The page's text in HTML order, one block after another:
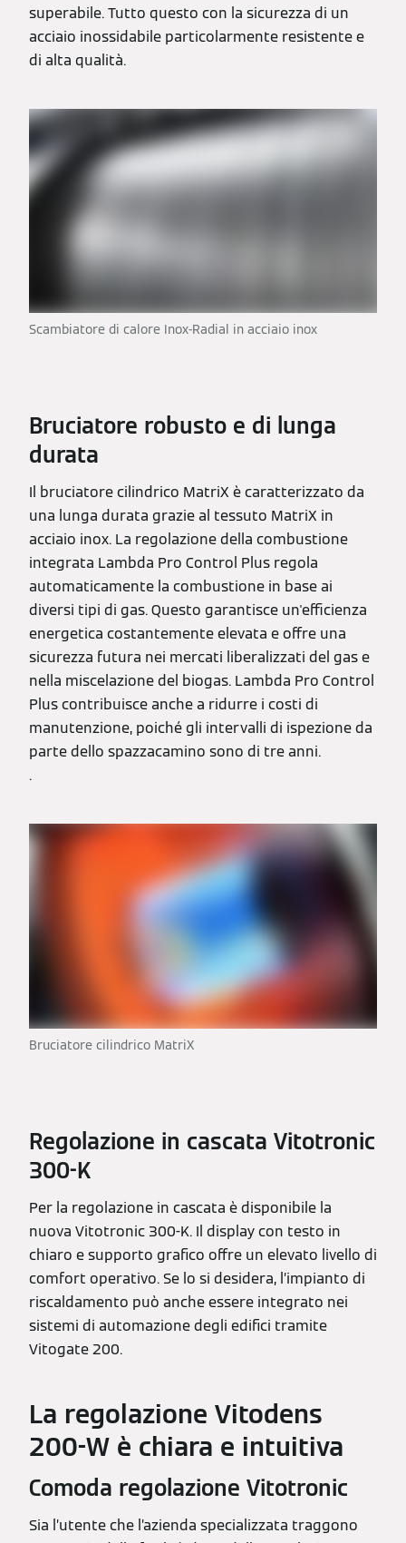
superabile. Tutto questo con la sicurezza di un
acciaio inossidabile particolarmente resistente e
di alta qualità.
Scambiatore di calore Inox-Radial in acciaio inox
Bruciatore robusto e di lunga
durata
Il bruciatore cilindrico MatriX è caratterizzato da
una lunga durata grazie al tessuto MatriX in
acciaio inox. La regolazione della combustione
integrata Lambda Pro Control Plus regola
automaticamente la combustione in base ai
diversi tipi di gas. Questo garantisce un'efficienza
energetica costantemente elevata e offre una
sicurezza futura nei mercati liberalizzati del gas e
nella miscelazione del biogas. Lambda Pro Control
Plus contribuisce anche a ridurre i costi di
manutenzione, poiché gli intervalli di ispezione da
parte dello spazzacamino sono di tre anni.
.
Bruciatore cilindrico MatriX
Regolazione in cascata Vitotronic
300-K
Per la regolazione in cascata è disponibile la
nuova Vitotronic 300-K. Il display con testo in
chiaro e supporto grafico offre un elevato livello di
comfort operativo. Se lo si desidera, l’impianto di
riscaldamento può anche essere integrato nei
sistemi di automazione degli edifici tramite
Vitogate 200.
La regolazione Vitodens
200-W è chiara e intuitiva
Comoda regolazione Vitotronic
Sia l’utente che l’azienda specializzata traggono